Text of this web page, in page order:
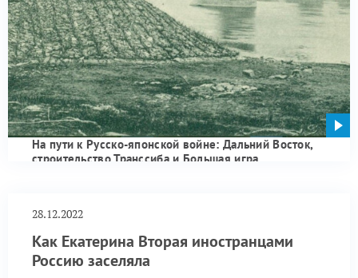
На пути к Русско-японской войне: Дальний Восток,
строительство Транссиба и Большая игра
28.12.2022
Как Екатерина Вторая иностранцами
Россию заселяла